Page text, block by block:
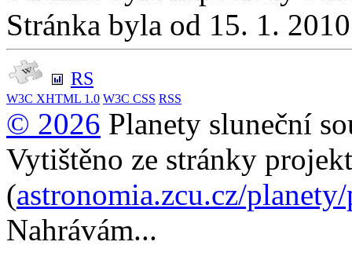
Stránka byla od 15. 1.
RS
W3C XHTML 1.0 W3C CSS RSS
© 2026 Planety sluneční
Vytištěno ze stránky
(astronomia.zcu.cz/
Nahrávám...